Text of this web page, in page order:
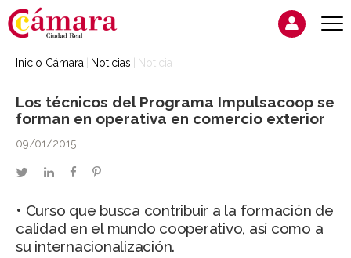
Inicio Cámara Noticias Noticia
Los técnicos del Programa Impulsacoop se
forman en operativa en comercio exterior
09/01/2015
twitterlinkedinfacebookpinterest
• Curso que busca contribuir a la formación de
calidad en el mundo cooperativo, así como a
su internacionalización.